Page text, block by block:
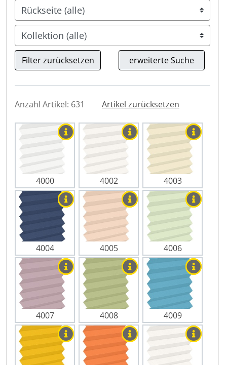
Anzahl Artikel: 631 Artikel zurücksetzen
4000 4002 4003
4004 4005 4006
4007 4008 4009